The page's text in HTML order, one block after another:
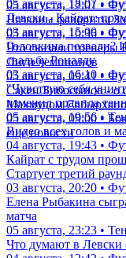
05 августа, 12:01 •
Названы фавориты
05 августа, 10:36 •
Что сказали тренеры
Лиги чемпионов
05 августа, 09:41 •
Сакен Бибосынов - о
Махмудом
05 августа, 09:00 •
еще новости
05 августа, 18:07 •
Левски - Кайрат:
03 августа, 15:00 •
Головкина позвали?
свадьбу Роналду
03 августа, 16:10 •
"Чувствую себя
изменил правила
05 августа, 19:56 •
Видео всех голов и
04 августа, 19:43 •
Кайрат с трудом
Стартует третий
03 августа, 20:20 •
Елена Рыбакина
матча
05 августа, 23:23 •
Что думают в Левски